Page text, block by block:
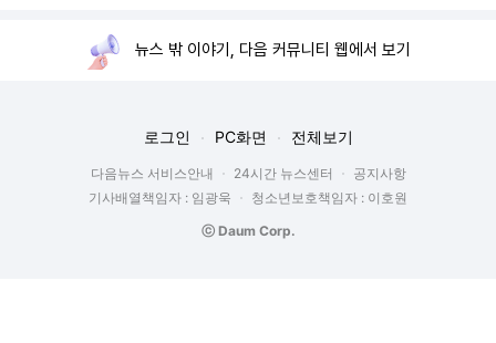
뉴스 밖 이야기, 다음 커뮤니티 웹에서 보기
로그인 PC화면 전체보기
다음뉴스 서비스안내 24시간 뉴스센터
공지사항
기사배열책임자 : 임광욱
청소년보호책임자 : 이호원
ⓒ Daum Corp.